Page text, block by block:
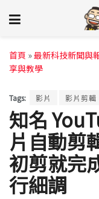
首頁 »最新科技新聞與
享與教學
Tags: 影片 影片剪輯
知名
片自動剪
初剪就完
行細調